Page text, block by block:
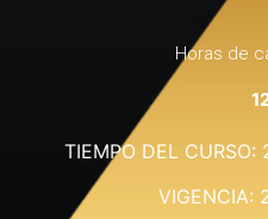
Horas de
TIEMPO DEL
VIGENCIA: